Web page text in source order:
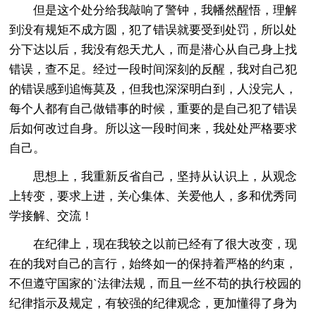
但是这个处分给我敲响了警钟，我幡然醒悟，理解
到没有规矩不成方圆，犯了错误就要受到处罚，所以处
分下达以后，我没有怨天尤人，而是潜心从自己身上找
错误，查不足。经过一段时间深刻的反醒，我对自己犯
的错误感到追悔莫及，但我也深深明白到，人没完人，
每个人都有自己做错事的时候，重要的是自己犯了错误
后如何改过自身。所以这一段时间来，我处处严格要求
自己。
思想上，我重新反省自己，坚持从认识上，从观念
上转变，要求上进，关心集体、关爱他人，多和优秀同
学接解、交流！
在纪律上，现在我较之以前已经有了很大改变，现
在的我对自己的言行，始终如一的保持着严格的约束，
不但遵守国家的`法律法规，而且一丝不苟的执行校园的
纪律指示及规定，有较强的纪律观念，更加懂得了身为